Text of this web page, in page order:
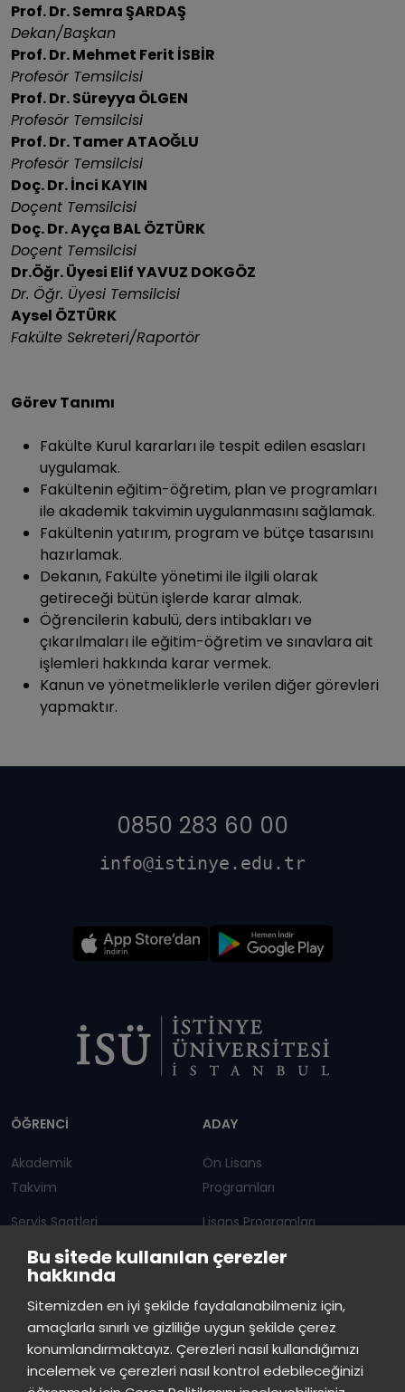
Bu sitede kullanılan çerezler
hakkında
Sitemizden en iyi şekilde faydalanabilmeniz için,
amaçlarla sınırlı ve gizliliğe uygun şekilde çerez
konumlandırmaktayız. Çerezleri nasıl kullandığımızı
incelemek ve çerezleri nasıl kontrol edebileceğinizi
Prof. Dr. Semra ŞARDAŞ
Dekan/Başkan
Prof. Dr. Mehmet Ferit İSBİR
Profesör Temsilcisi
Prof. Dr. Süreyya ÖLGEN
Profesör Temsilcisi
Prof. Dr. Tamer ATAOĞLU
Profesör Temsilcisi
Doç. Dr. İnci KAYIN
Doçent Temsilcisi
Doç. Dr. Ayça BAL ÖZTÜRK
Doçent Temsilcisi
Dr.Öğr. Üyesi Elif YAVUZ DOKGÖZ
Dr. Öğr. Üyesi Temsilcisi
Aysel ÖZTÜRK
Fakülte Sekreteri/Raportör
Görev Tanımı
Fakülte Kurul kararları ile tespit edilen esasları
uygulamak.
Fakültenin eğitim-öğretim, plan ve programları
ile akademik takvimin uygulanmasını sağlamak.
Fakültenin yatırım, program ve bütçe tasarısını
hazırlamak.
Dekanın, Fakülte yönetimi ile ilgili olarak
getireceği bütün işlerde karar almak.
Öğrencilerin kabulü, ders intibakları ve
çıkarılmaları ile eğitim-öğretim ve sınavlara ait
işlemleri hakkında karar vermek.
Kanun ve yönetmeliklerle verilen diğer görevleri
yapmaktır.
0850 283 60 00
info@istinye.edu.tr
ÖĞRENCİ
Akademik
Takvim
Servis Saatleri
Duyurular
ADAY
Ön Lisans
Programları
Lisans Programları
Lisansüstü
İSTİNYE
Basın
İhaleler İstinye Post Kampüslerimiz
çevrimiçi
İstinye Üniversitesi
Merhaba! Size nasıl yardımcı